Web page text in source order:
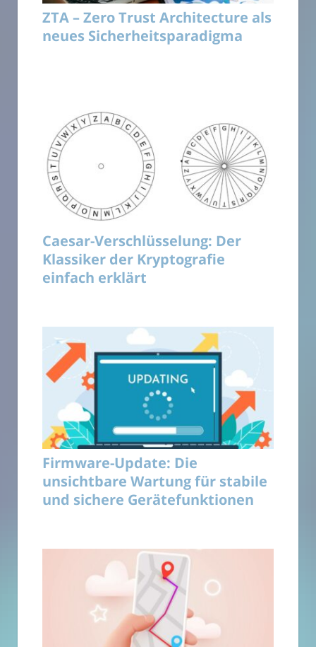
ZTA – Zero Trust Architecture als
neues Sicherheitsparadigma
Caesar-Verschlüsselung: Der
Klassiker der Kryptografie
einfach erklärt
Firmware-Update: Die
unsichtbare Wartung für stabile
und sichere Gerätefunktionen